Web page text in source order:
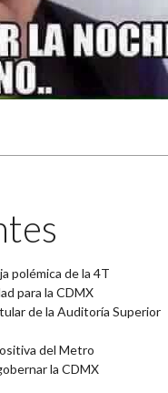
polémica de la 4T
para la CDMX
de la Auditoría Superior
del Metro
la CDMX